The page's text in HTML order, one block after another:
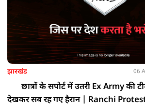
झारखंड 06
छात्रों के सपोर्ट में उतरी Ex Army की
देखकर सब रह गए हैरान | Ranchi